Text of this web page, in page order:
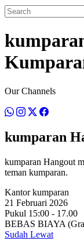
Our Channels
kumparan
kumparan Hangout
teman kumparan.
Kantor kumparan
21 Februari 2026
Pukul 15:00 - 17.00
BEBAS BIAYA
Sudah Lewat